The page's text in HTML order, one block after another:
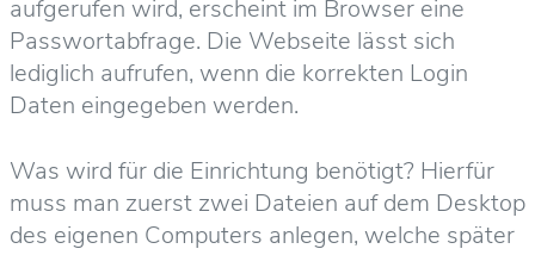
aufgerufen wird, erscheint im Browser eine
Passwortabfrage. Die Webseite lässt sich
lediglich aufrufen, wenn die korrekten Login
Daten eingegeben werden.
Was wird für die Einrichtung benötigt? Hierfür
muss man zuerst zwei Dateien auf dem Desktop
des eigenen Computers anlegen, welche später